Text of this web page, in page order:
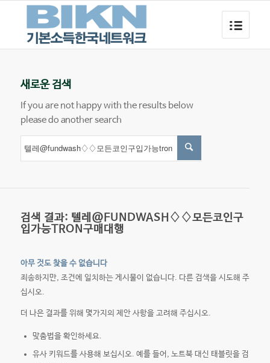
새로운 검색
If you are not happy with the results below
please do another search
검색 결과: 텔레@FUNDWASH♢♢모든코인구
입가능TRON구매대행
아무 것도 찾을 수 없습니다
죄송하지만, 조건에 일치하는 게시물이 없습니다. 다른 검색을 시도해 주
십시오.
더 나은 결과를 위해 몇가지의 제안 사항을 고려해 주십시오.
맞춤법을 확인하세요.
유사 키워드를 사용해 보십시오. 예를 들어, 노트북 대신 태블릿을 검